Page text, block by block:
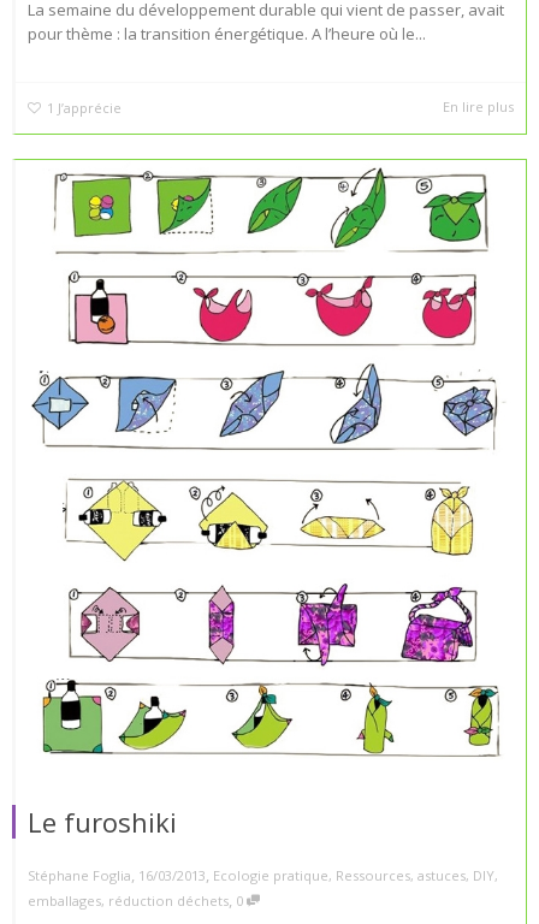
La semaine du développement durable qui vient de passer, avait
pour thème : la transition énergétique. A l’heure où le...
1 J’apprécie En lire plus
Le furoshiki
Stéphane Foglia, 16/03/2013, Ecologie pratique, Ressources, astuces, DIY,
emballages, réduction déchets, 0